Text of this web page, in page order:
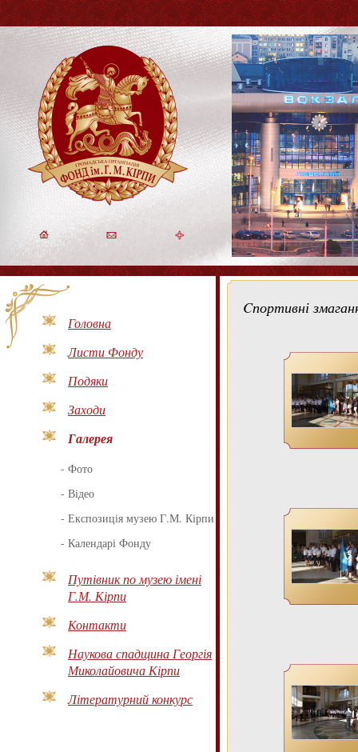
Головна
Листи Фонду
Подяки
Заходи
Галерея
- Фото
- Відео
- Експозиція музею Г.М. Кірпи
- Календарі Фонду
Путівник по музею імені
Г.М. Кірпи
Контакти
Наукова спадщина Георгія
Миколайовича Кірпи
Літературний конкурс
Cпортивні